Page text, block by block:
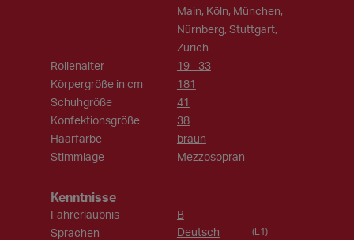
Main, Köln, München,
Nürnberg, Stuttgart,
Zürich
Rollenalter
19 - 33
Körpergröße in cm
181
Schuhgröße
41
Konfektionsgröße
38
Haarfarbe
braun
Stimmlage
Mezzosopran
Kenntnisse
Fahrerlaubnis
B
Sprachen
Deutsch (L1)